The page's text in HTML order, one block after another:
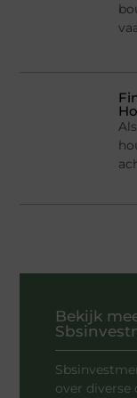
Bekijk
over diverse